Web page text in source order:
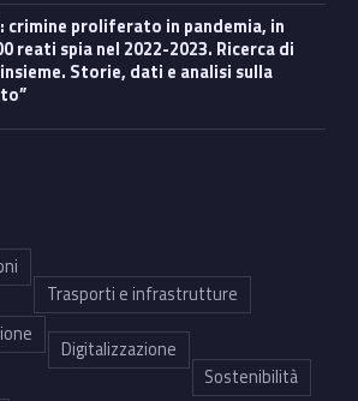
reati spia nel 2022-2023. Ricerca di
Storie, dati e analisi sulla
Trasporti e infrastrutture
Digitalizzazione
Sostenibilità